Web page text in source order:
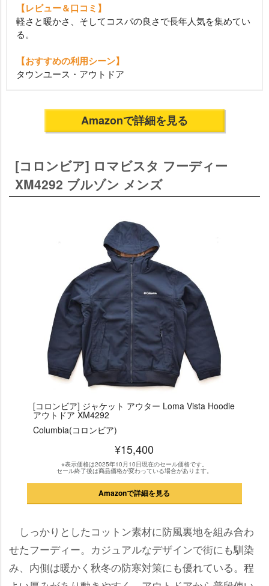
【レビュー＆口コミ】
軽さと暖かさ、そしてコスパの良さで長年人気を集めてい
る。
【おすすめの利用シーン】
タウンユース・アウトドア
Amazonで詳細を見る
[コロンビア] ロマビスタ フーディー
XM4292 ブルゾン メンズ
[コロンビア] ジャケット アウター Loma Vista Hoodie
アウトドア XM4292
Columbia(コロンビア)
¥15,400
※表示価格は2025年10月10日現在のセール価格です。
セール終了後は商品価格が変わっている場合があります。
Amazonで詳細を見る
しっかりとしたコットン素材に防風裏地を組み合わ
せたフーディー。カジュアルなデザインで街にも馴染
み、内側は暖かく秋冬の防寒対策にも優れている。程